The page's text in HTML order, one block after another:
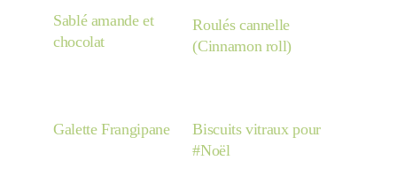
apéro
Japon
Sablé amande et
chocolat
Roulés cannelle
(Cinnamon roll)
Galette Frangipane
Biscuits vitraux pour
#Noël